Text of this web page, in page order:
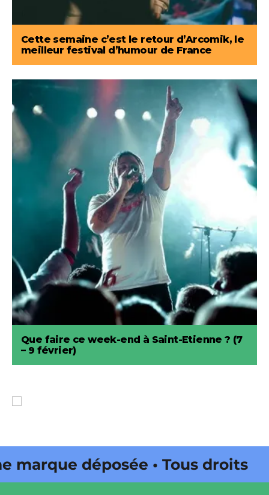
Cette semaine c’est le retour d’Arcomik, le
meilleur festival d’humour de France
Que faire ce week-end à Saint-Etienne ? (7
– 9 février)
déposée • Tous droits